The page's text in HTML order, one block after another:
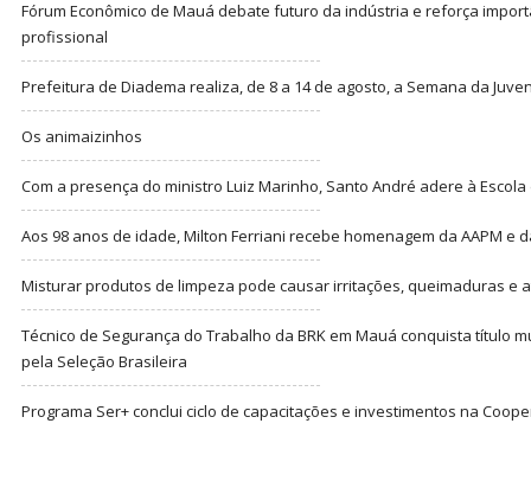
Fórum Econômico de Mauá debate futuro da indústria e reforça
profissional
Prefeitura de Diadema realiza, de 8 a 14 de agosto, a Semana da
Os animaizinhos
Com a presença do ministro Luiz Marinho, Santo André adere à
Aos 98 anos de idade, Milton Ferriani recebe homenagem da AAPM e
Misturar produtos de limpeza pode causar irritações, queimaduras e
Técnico de Segurança do Trabalho da BRK em Mauá conquista título
pela Seleção Brasileira
Programa Ser+ conclui ciclo de capacitações e investimentos na